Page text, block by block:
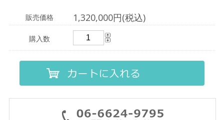
販売価格 1,320,000円(税込)
購入数